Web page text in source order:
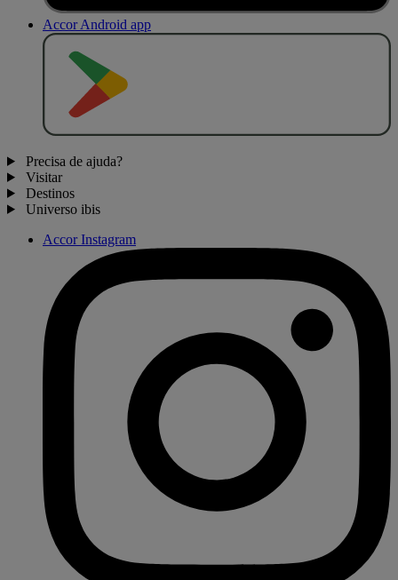
Accor Android app
Precisa de ajuda?
Visitar
Destinos
Universo ibis
Accor Instagram